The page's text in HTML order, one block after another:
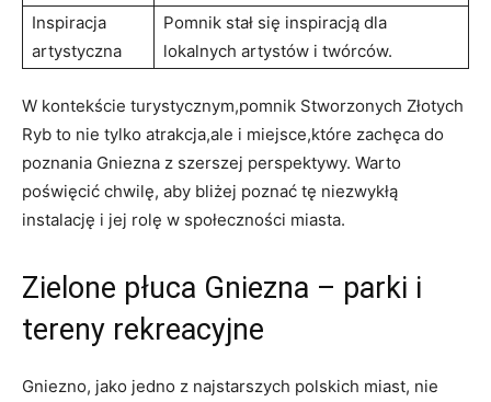
Inspiracja
⁤artystyczna
Pomnik‌ stał się inspiracją dla
⁣lokalnych artystów ⁣i ‍twórców.
W kontekście⁢ turystycznym,pomnik‌ Stworzonych ⁢Złotych
Ryb to nie⁣ tylko atrakcja,ale i miejsce,które⁤ zachęca⁤ do
poznania Gniezna‍ z szerszej ‍perspektywy. ⁣Warto
poświęcić chwilę,‌ aby bliżej poznać tę ⁢niezwykłą
instalację i jej‍ rolę​ w ​społeczności miasta.
Zielone płuca Gniezna –​ parki ​i
tereny rekreacyjne
Gniezno, jako ⁤jedno z ⁣najstarszych ⁣polskich⁢ miast, ​nie